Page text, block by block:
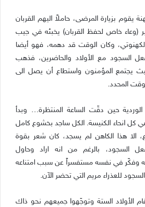
يقوم بزيارة المرضى، حاملاً اليهم القربان
خاص لحفظ القربان) يخبئه في جيب
الكهنوتي، وكان الوقت قد دهمه، فهو أيضا
السجود مع الأولاد والحاضرين، فذهب
يجتمع المؤمنون واستطاعأن يصل الى
المحدد.
الوردية حين دقّت الساعة المنتظرة… وبدأ
كل انحاء الكنيسة. الكل ساجد بخشوع كامل
الا هذا الكاهن لم يسجد، كان شعر بقوة
السجود، بالرغم من انه اراد وحاول
وفكّر في نفسه مستفسراً عن سبب امتناعه
للعذراء مريم التي تحضر الآن.
الأولاد الستة وتوجّهوا جميعهم نحو ذاك